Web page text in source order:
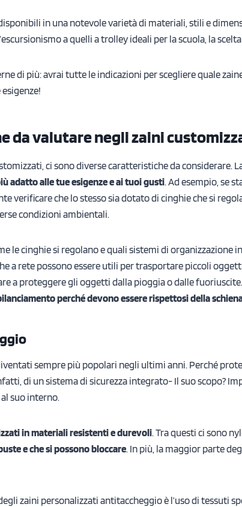
in una notevole varietà di materiali, stili e
a quelli a trolley ideali per la scuola, la
di più: avrai tutte le indicazioni per scegliere quale
da valutare negli zaini
ci sono diverse caratteristiche da considerare.
adatto alle tue esigenze e ai tuoi gusti. Ad esempio, se
verificare che lo stesso sia dotato di cinghie che si
condizioni ambientali.
le cinghie si regolano e quali sistemi di organizzazione
a rete possono essere utili per trasportare piccoli
a proteggere gli oggetti dalla pioggia o dalle
perché devono essere rispettosi della
sempre più popolari negli ultimi anni. Perché
di un sistema di sicurezza integrato- Il suo scopo?
suo interno.
in materiali resistenti e durevoli. Tra questi ci sono
e che si possono bloccare. In più, la maggior parte
zaini personalizzati antitaccheggio è l’uso di tessuti